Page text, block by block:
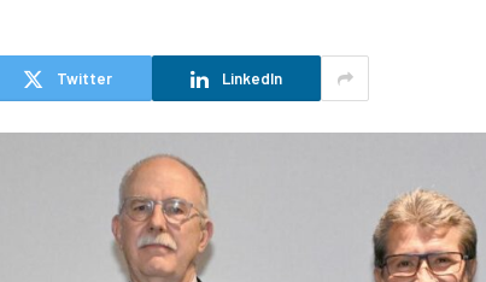
Twitter LinkedIn